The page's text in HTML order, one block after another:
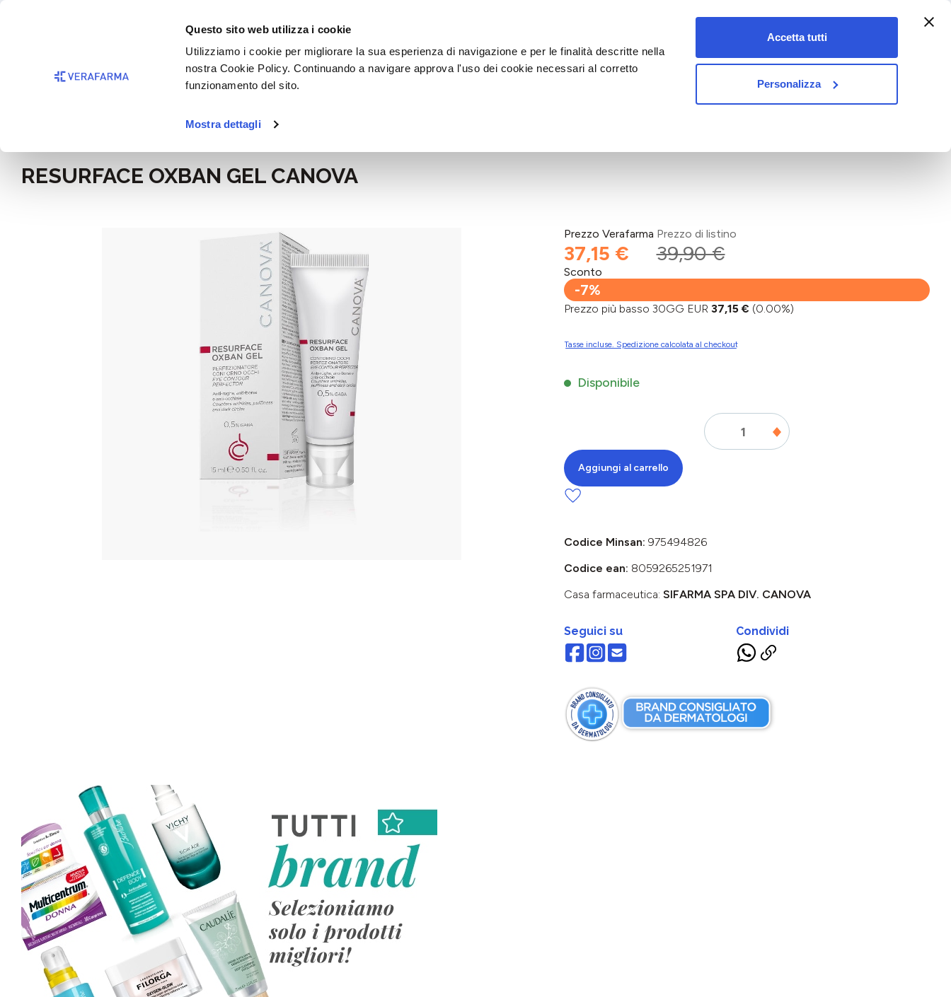
Questo sito web utilizza i cookie
Utilizziamo i cookie per migliorare la sua esperienza di navigazione e per le finalità descritte nella
nostra Cookie Policy. Continuando a navigare approva l'uso dei cookie necessari al corretto
funzionamento del sito.
Mostra dettagli
Accetta tutti
Personalizza
Passa alla navigazione principale
vet&pet
RESURFACE OXBAN GEL CANOVA
Prezzo Verafarma
37,15 €
Prezzo di listino
39,90 €
Sconto
-7%
Prezzo più basso 30GG EUR 37,15 € (0.00%)
Tasse incluse. Spedizione calcolata al checkout
Disponibile
Aggiungi al carrello
Codice Minsan: 975494826
Codice ean: 8059265251971
Casa farmaceutica: SIFARMA SPA DIV. CANOVA
Seguici su Condividi